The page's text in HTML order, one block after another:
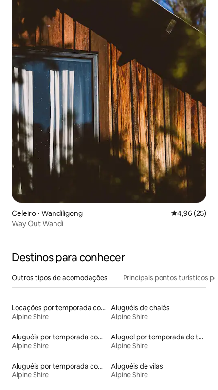
Celeiro ⋅ Wandiligong 4,96 de uma
4,96 (25)
Way Out Wandi
Destinos para conhecer
Outros tipos de acomodações Principais pontos turísticos
Locações por temporada com piscina
Alpine Shire
Aluguéis de chalés
Alpine Shire
Aluguéis por temporada com suítes privativas
Alpine Shire
Aluguel por temporada de townhouses
Alpine Shire
Aluguéis por temporada com banheira de hidromassagem
Alpine Shire
Aluguéis de vilas
Alpine Shire